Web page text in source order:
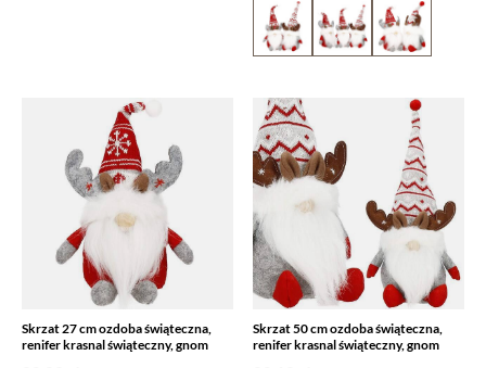
Skrzat 27 cm ozdoba świąteczna,
renifer krasnal świąteczny, gnom
Skrzat 50 cm ozdoba świąteczna,
renifer krasnal świąteczny, gnom